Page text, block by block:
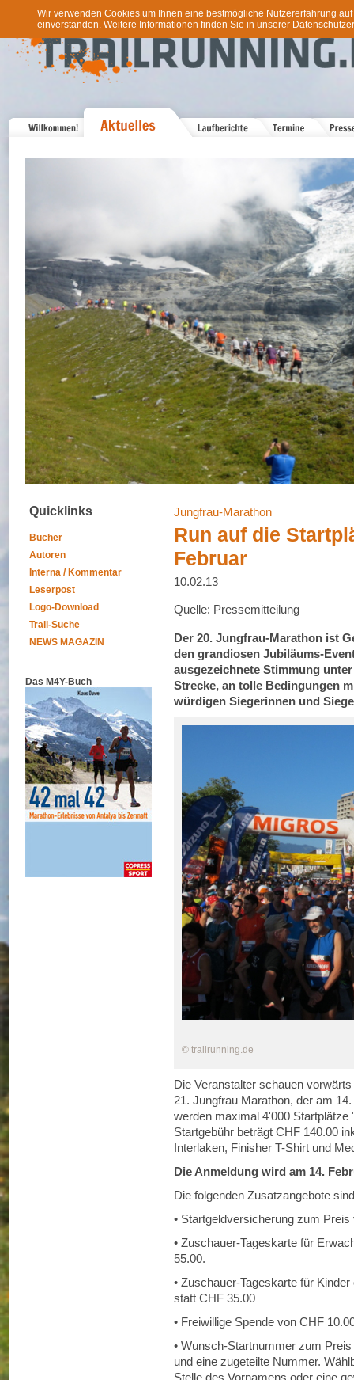
Wir verwenden Cookies um Ihnen eine bestmögliche Nutzererfahrung
einverstanden. Weitere Informationen finden Sie in unserer
Quicklinks
Bücher
Autoren
Interna / Kommentar
Leserpost
Logo-Download
Trail-Suche
NEWS MAGAZIN
Das M4Y-Buch
Jungfrau-Marathon
Run auf die
Februar
10.02.13
Quelle: Pressemitteilung
Der 20. Jungfrau-Marathon ist
den grandiosen Jubiläums-
ausgezeichnete Stimmung
Strecke, an tolle Bedingungen
würdigen Siegerinnen und
© trailrunning.de
Die Veranstalter schauen
21. Jungfrau Marathon, der am
werden maximal 4'000
Startgebühr beträgt CHF 140.00
Interlaken, Finisher T-Shirt und
Die Anmeldung wird am 14.
Die folgenden Zusatzangebote
• Startgeldversicherung zum
• Zuschauer-Tageskarte für
55.00.
• Zuschauer-Tageskarte für
statt CHF 35.00
• Freiwillige Spende von CHF
• Wunsch-Startnummer zum
und eine zugeteilte Nummer.
Stelle des Vornamens oder eine